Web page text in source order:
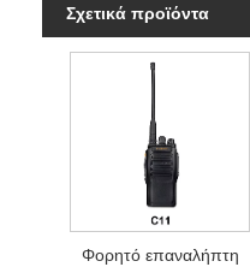
Σχετικά προϊόντα
Φορητό επαναλήπτη